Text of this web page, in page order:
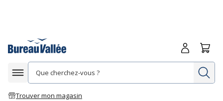
Afficher la navigation
Trouver mon magasin
Me